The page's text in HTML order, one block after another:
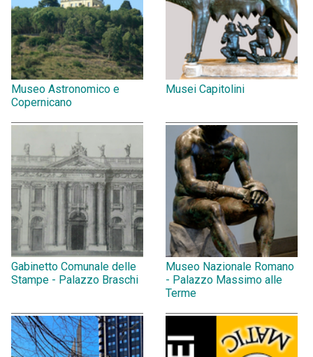
Museo Astronomico e
Copernicano
Musei Capitolini
Gabinetto Comunale delle
Stampe - Palazzo Braschi
Museo Nazionale Romano
- Palazzo Massimo alle
Terme